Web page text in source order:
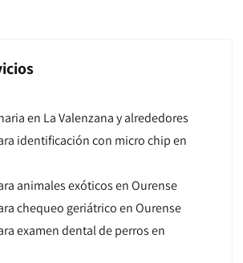
en La Valenzana y alrededores
identificación con micro chip en
animales exóticos en Ourense
chequeo geriátrico en Ourense
examen dental de perros en